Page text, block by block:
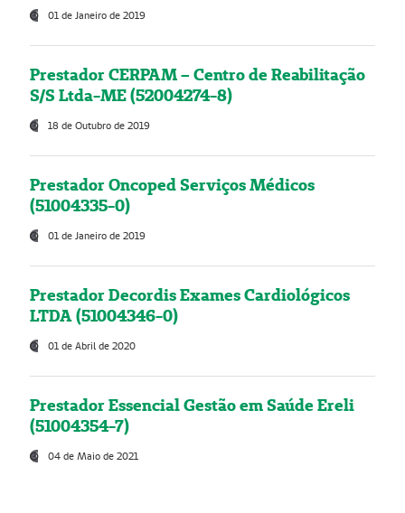
01 de Janeiro de 2019
Prestador CERPAM – Centro de Reabilitação
S/S Ltda-ME (52004274-8)
18 de Outubro de 2019
Prestador Oncoped Serviços Médicos
(51004335-0)
01 de Janeiro de 2019
Prestador Decordis Exames Cardiológicos
LTDA (51004346-0)
01 de Abril de 2020
Prestador Essencial Gestão em Saúde Ereli
(51004354-7)
04 de Maio de 2021